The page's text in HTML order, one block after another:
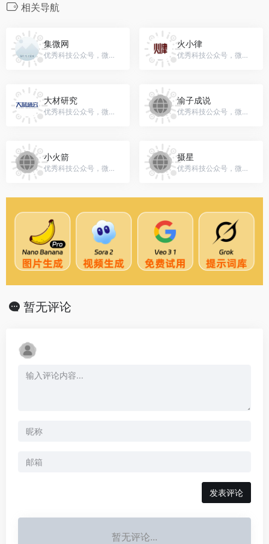
相关导航
集微网
优秀科技公众号，微信号：jiweinet
火小律
优秀科技公众号，微信号：huo-huoxiaolv
大材研究
优秀科技公众号，微信号：dacai365
渝子成说
优秀科技公众号，微信号：gh_5f817ea213f3
小火箭
优秀科技公众号，微信号：ixiaohuojian
摄星
优秀科技公众号，微信号：gh_6d4180e7dec7
暂无评论
发表评论
暂无评论...